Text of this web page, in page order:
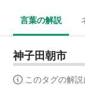
言葉の解説
神子田朝市
このタグの解